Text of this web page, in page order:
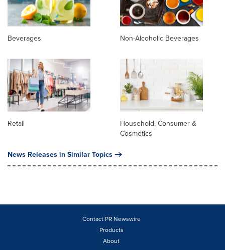
Beverages Non-Alcoholic Beverages
Retail
Household, Consumer &
Cosmetics
News Releases in Similar Topics
Contact PR Newswire
Products
About